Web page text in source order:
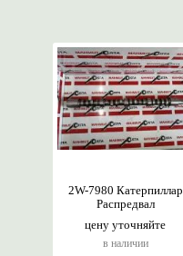
цену уточняйте
в наличии
2W-7980 Катерпиллар
Распредвал